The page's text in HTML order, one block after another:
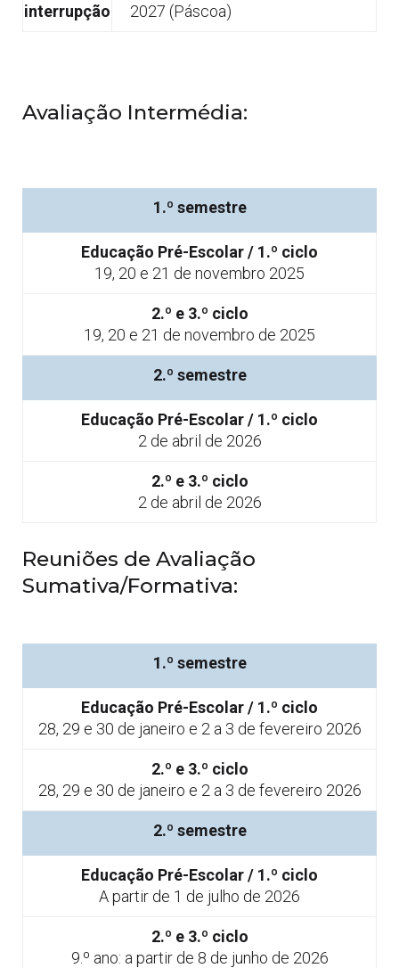
interrupção
2027 (Páscoa)
Avaliação Intermédia:
1.º semestre
Educação Pré-Escolar / 1.º ciclo
19, 20 e 21 de novembro 2025
2.º e 3.º ciclo
19, 20 e 21 de novembro de 2025
2.º semestre
Educação Pré-Escolar / 1.º ciclo
2 de abril de 2026
2.º e 3.º ciclo
2 de abril de 2026
Reuniões de Avaliação
Sumativa/Formativa:
1.º semestre
Educação Pré-Escolar / 1.º ciclo
28, 29 e 30 de janeiro e 2 a 3 de fevereiro 2026
2.º e 3.º ciclo
28, 29 e 30 de janeiro e 2 a 3 de fevereiro 2026
2.º semestre
Educação Pré-Escolar / 1.º ciclo
A partir de 1 de julho de 2026
2.º e 3.º ciclo
9.º ano: a partir de 8 de junho de 2026